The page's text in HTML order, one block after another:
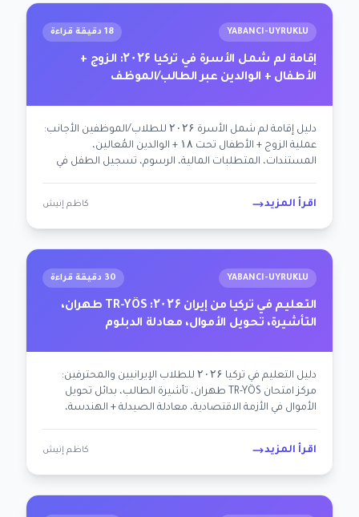
YABANCI-UYRUKLU 18 دقيقة قراءة
إقامة لم شمل الأسرة في تركيا ۲۰۲۶: الزوج +
الأطفال + الوالدين عبر الطالب/الموظف
دليل إقامة لم شمل الأسرة ۲۰۲۶ للطلاب/الموظفين الأجانب:
عملية الزوج + الأطفال تحت ۱۸ + الوالدين المُعالين،
المستندات، المتطلبات المالية، الرسوم، تسجيل الطفل في
اقرأ المزيد كاظم إنيش
YABANCI-UYRUKLU 30 دقيقة قراءة
التعليم في تركيا من إيران ۲۰۲۶: TR-YÖS طهران،
التأشيرة، تحويل الأموال، معادلة الدبلوم
دليل التعليم في تركيا ۲۰۲۶ للطلاب الإيرانيين والمحترفين:
مركز امتحان TR-YÖS طهران، تأشيرة الطالب، بدائل تحويل
الأموال في الأزمة الاقتصادية، معادلة الصيدلة + الهندسة،
طريق محايدة سياسياً لشخصيات فرزانة + رضا.
اقرأ المزيد
كاظم إنيش